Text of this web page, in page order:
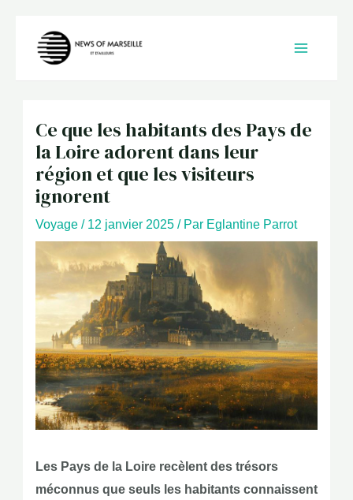
contenu
Ce que les habitants des Pays de
la Loire adorent dans leur
région et que les visiteurs
ignorent
Voyage/ 12 janvier 2025 / Par Eglantine Parrot
Les Pays de la Loire recèlent des trésors
méconnus que seuls les habitants connaissent